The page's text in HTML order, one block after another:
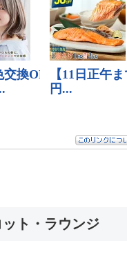
ト・ラウンジ